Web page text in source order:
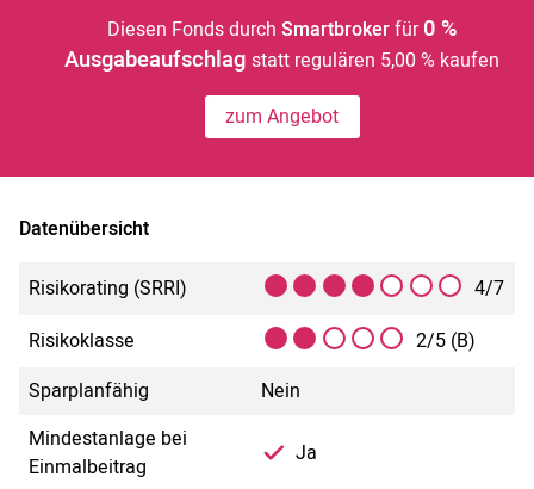
Diesen Fonds durch Smartbrokerfür 0 %
Ausgabeaufschlagstatt regulären 5,00 % kaufen
zum Angebot
Datenübersicht
Risikorating (SRRI)
4/7
Risikoklasse
2/5 (B)
Sparplanfähig
Nein
Mindestanlage bei
Einmalbeitrag
Ja